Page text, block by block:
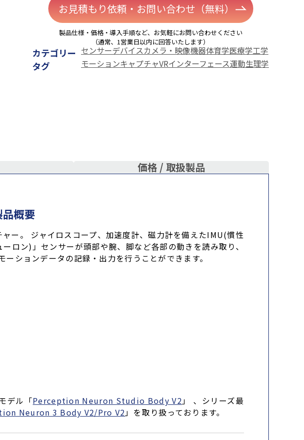
お見積もり依頼・お問い合わせ（無料）
製品仕様・価格・導入手順など、お気軽にお問い合わせください
（通常、1営業日以内に回答いたします）
カテゴリー センサーデバイスカメラ・映像機器体育学医療学工学
タグ モーションキャプチャVRインターフェース運動生理学
価格 / 取扱製品
概要
ー。 ジャイロスコープ、加速度計、磁力計を備えたIMU(慣性
ン)」センサーが頭部や腕、脚など各部の動きを読み取り、
ションデータの記録・出力を行うことができます。
デル「Perception Neuron Studio Body V2」 、シリーズ最
Neuron 3 Body V2/Pro V2」を取り扱っております。